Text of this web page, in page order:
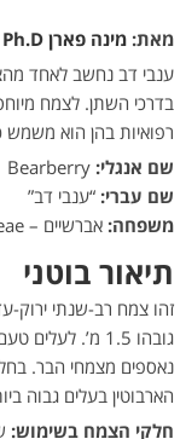
מאת: מינה פארן Ph.D
ענבי דב נחשב לאחד
בדרכי השתן. לצמח
רפואיות בהן הוא משמש
שם אנגלי:
שם עברי: “ענבי דב”
משפחה: אברשיים – Ericaceae
תיאור בוטני
זהו צמח רב-שנתי ירוק-
גובהו 1.5 מ’.
נאספים מצמחי הבר.
הארבוטין בעלים גבוה
חלקי הצמח בשימוש: